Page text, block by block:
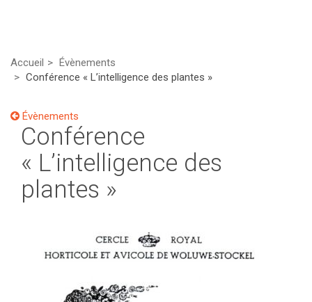
Accueil
Évènements
Conférence « L’intelligence des plantes »
Évènements
Conférence
« L’intelligence des
plantes »